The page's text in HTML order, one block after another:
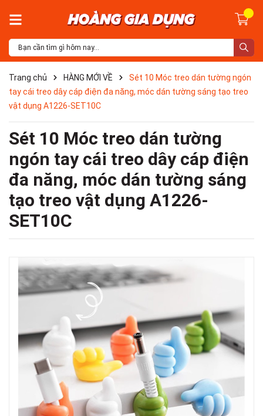
Trang chủ HÀNG MỚI VỀ
Sét 10 Móc treo dán tường ngón
tay cái treo dây cáp điện đa năng, móc dán tường sáng tạo treo
vật dụng A1226-SET10C
Sét 10 Móc treo dán tường
ngón tay cái treo dây cáp điện
đa năng, móc dán tường sáng
tạo treo vật dụng A1226-
SET10C